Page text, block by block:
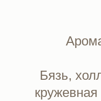
Бязь,